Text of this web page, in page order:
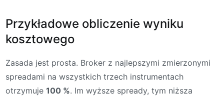
Przykładowe obliczenie wyniku
kosztowego
Zasada jest prosta. Broker z najlepszymi zmierzonymi
spreadami na wszystkich trzech instrumentach
otrzymuje 100 %. Im wyższe spready, tym niższa